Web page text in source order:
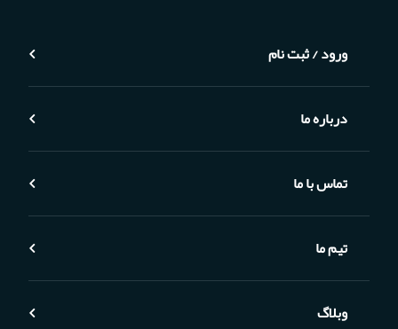
ورود / ثبت نام
درباره ما
تماس با ما
تیم ما
وبلاگ